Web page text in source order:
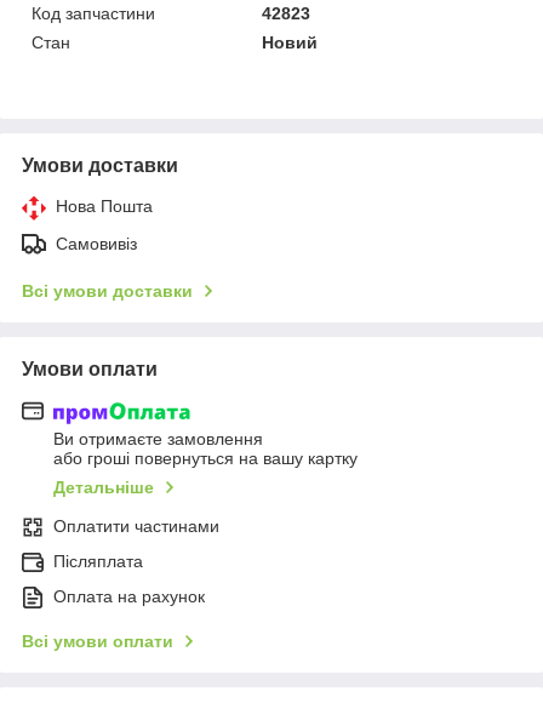
Код запчастини
42823
Стан
Новий
Умови доставки
Нова Пошта
Самовивіз
Всі умови доставки
Умови оплати
Ви отримаєте замовлення
або гроші повернуться на вашу картку
Детальніше
Оплатити частинами
Післяплата
Оплата на рахунок
Всі умови оплати